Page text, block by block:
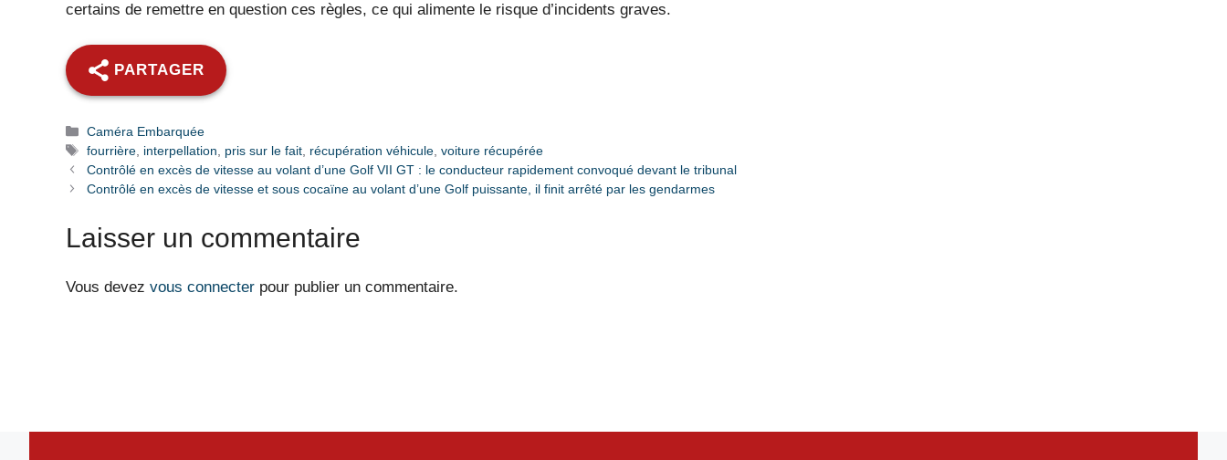
certains de remettre en question ces règles, ce qui alimente le risque d’incidents graves.
PARTAGER
Catégories
Caméra Embarquée
Étiquettes
fourrière interpellation pris sur le fait récupération véhicule ,voiture récupérée
Contrôlé en excès de vitesse au volant d’une Golf VII GT : le conducteur rapidement convoqué devant le tribunal
Contrôlé en excès de vitesse et sous cocaïne au volant d’une Golf puissante, il finit arrêté par les gendarmes
Laisser un commentaire
Vous devez vous connecter pour publier un commentaire.